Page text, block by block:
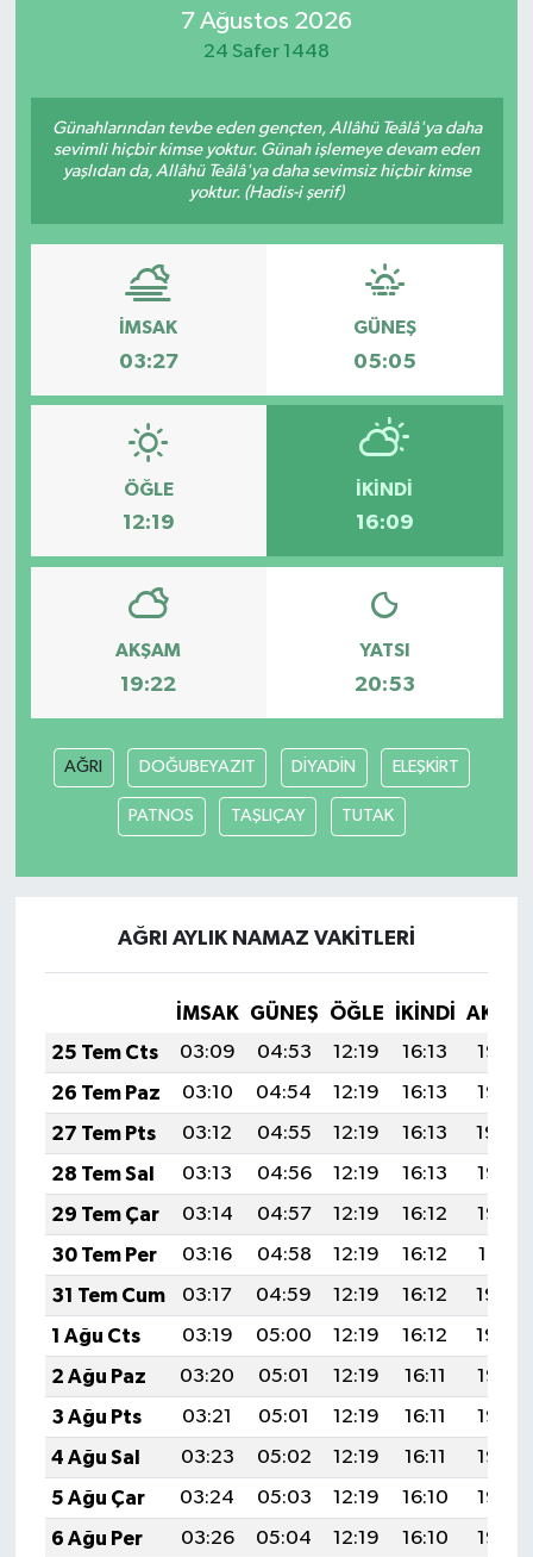
7 Ağustos 2026
24 Safer 1448
Günahlarından tevbe eden gençten, Allâhü Teâlâ'ya daha
sevimli hiçbir kimse yoktur. Günah işlemeye devam eden
yaşlıdan da, Allâhü Teâlâ'ya daha sevimsiz hiçbir kimse
yoktur. (Hadis-i şerif)
İMSAK
03:27
GÜNEŞ
05:05
ÖĞLE
12:19
İKINDI
16:09
AKŞAM
19:22
YATSI
20:53
AĞRI DOĞUBEYAZIT DİYADİN ELEŞKİRT
PATNOS TAŞLIÇAY TUTAK
AĞRI AYLIK NAMAZ VAKITLERI
İMSAK GÜNEŞ ÖĞLE İKINDI
25 Tem Cts
03:09 04:53 12:19 16:13
19:35
26 Tem Paz
03:10 04:54 12:19 16:13
19:35
27 Tem Pts
03:12 04:55 12:19 16:13
19:34
28 Tem Sal
03:13 04:56 12:19 16:13
19:33
29 Tem Çar
03:14 04:57 12:19 16:12
19:32
30 Tem Per
03:16 04:58 12:19 16:12
19:31
31 Tem Cum
03:17 04:59 12:19 16:12
19:30
1 Ağu Cts
03:19 05:00 12:19 16:12
19:29
2 Ağu Paz
03:20 05:01 12:19 16:11
19:28
3 Ağu Pts
03:21 05:01 12:19 16:11
19:27
4 Ağu Sal
03:23 05:02 12:19 16:11
19:26
5 Ağu Çar
03:24 05:03 12:19 16:10
19:25
6 Ağu Per
03:26 05:04 12:19 16:10
19:23
ÖZEL HABER
RESMİ İLANLAR
SAĞLIK
SİYASET
SPONSORLU YAZI
TEKNOLOJİ